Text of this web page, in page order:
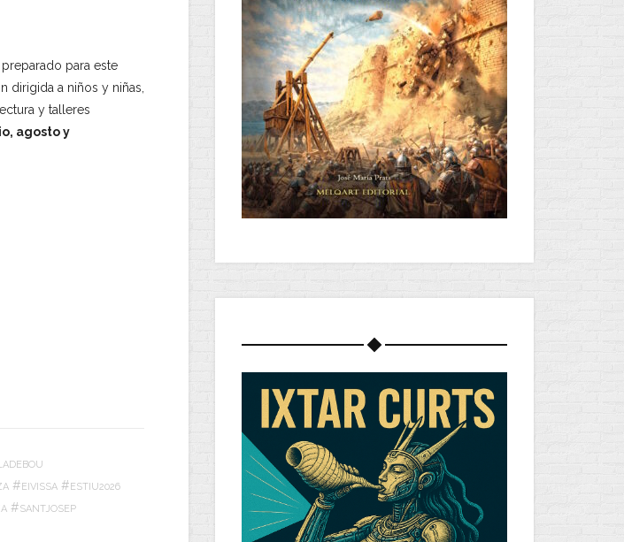
preparado para este
dirigida a niños y niñas,
y talleres
agosto y
#EIVISSA #ESTIU2026
#SANTJOSEP